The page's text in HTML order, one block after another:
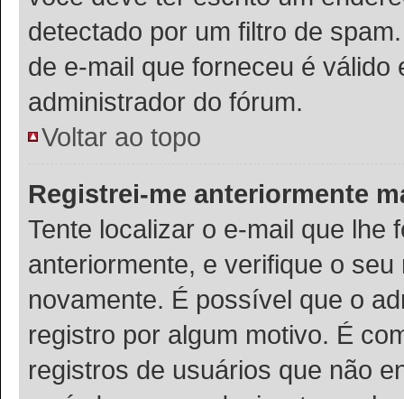
detectado por um filtro de
de e-mail que forneceu é
administrador do fórum.
Voltar ao topo
Registrei-me anteriormente
Tente localizar o e-mail que lhe
anteriormente, e verifique o
novamente. É possível que o
registro por algum motivo. É
registros de usuários que não